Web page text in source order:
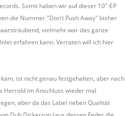
Somit haben wir auf dieser 10″-EP
die Nummer "Don’t Push Away" bisher
vielmehr war das ganze
erfahren kann. Verraten will ich hier
ist nicht genau festgehalten, aber nach
Herrold im Anschluss wieder mal
aber da das Label neben Qualität